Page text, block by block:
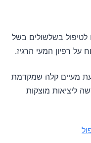
לטיפול בשלשולים בשל
על רפיון המעי הרגיז.
מעיים קלה שמקדמת
ליציאות מוצקות